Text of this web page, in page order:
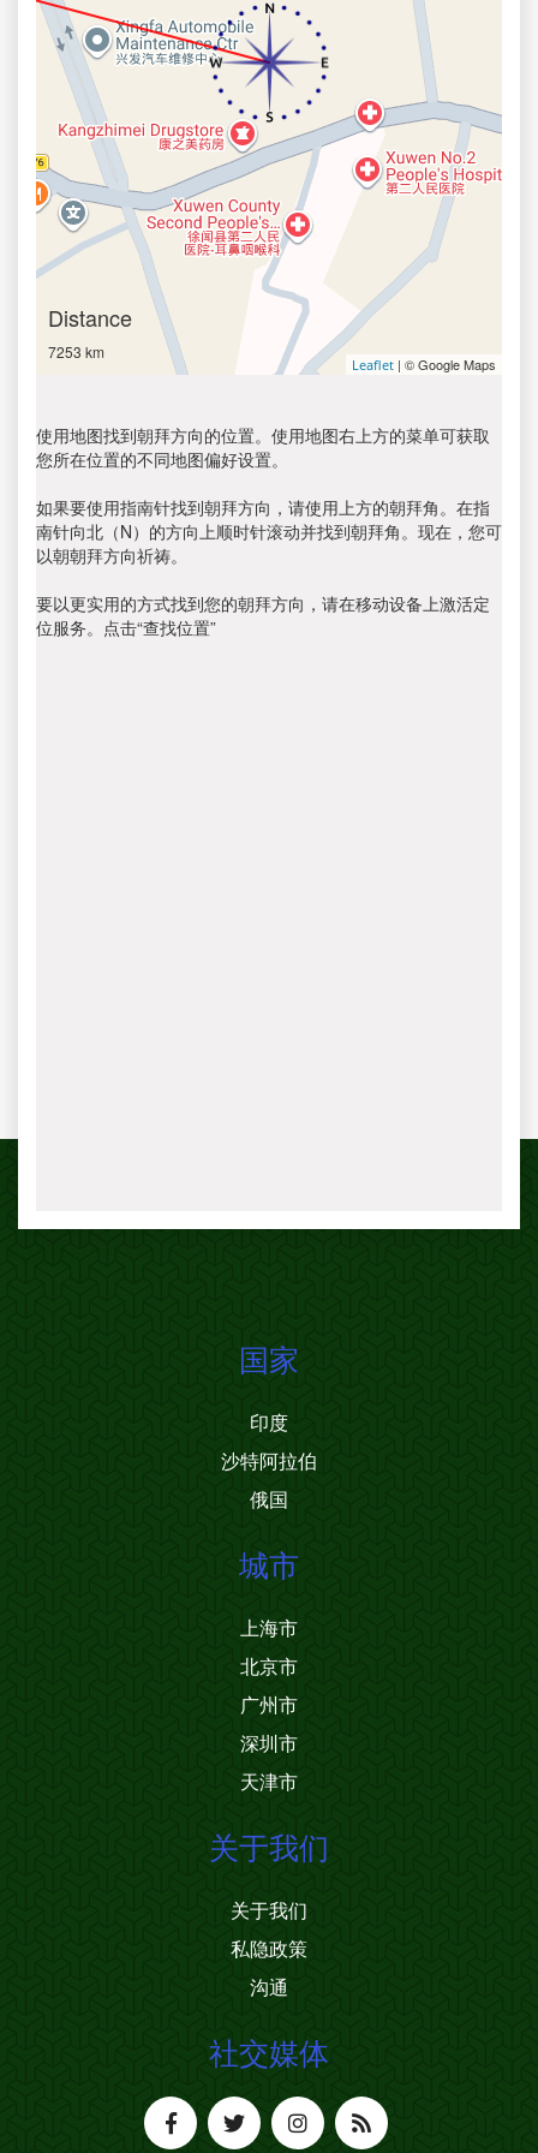
Distance
7253 km
Leaflet | © Google Maps
使用地图找到朝拜方向的位置。使用地图右上方的菜单可获取
您所在位置的不同地图偏好设置。
如果要使用指南针找到朝拜方向，请使用上方的朝拜角。在指
南针向北（N）的方向上顺时针滚动并找到朝拜角。现在，您可
以朝朝拜方向祈祷。
要以更实用的方式找到您的朝拜方向，请在移动设备上激活定
位服务。点击“查找位置”
国家
印度
沙特阿拉伯
俄国
城市
上海市
北京市
广州市
深圳市
天津市
关于我们
关于我们
私隐政策
沟通
社交媒体